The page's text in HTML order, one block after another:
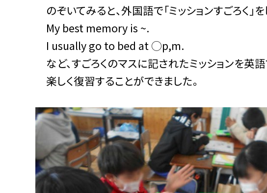
のぞいてみると、外国語で「ミッションすごろく」を
My best memory is ~.
I usually go to bed at ◯p,m.
など、すごろくのマスに記されたミッションを英
楽しく復習することができました。